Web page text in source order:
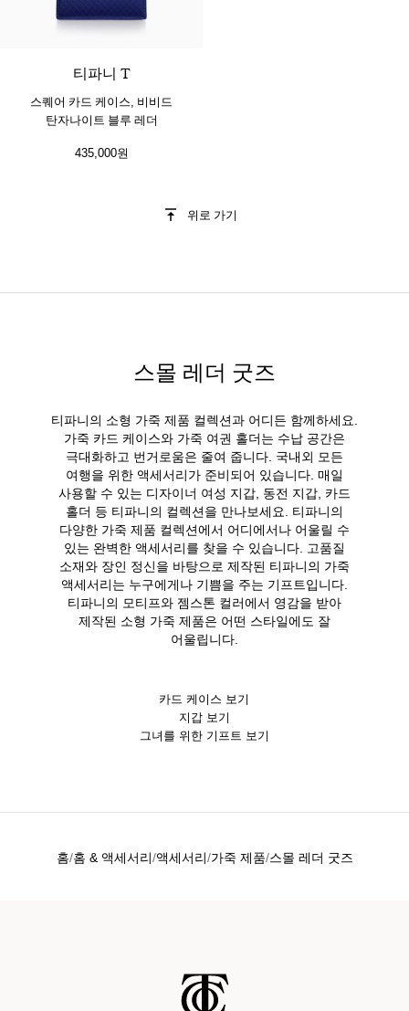
티파니 T
스퀘어 카드 케이스, 비비드
탄자나이트 블루 레더
435,000원
위로 가기
스몰 레더 굿즈
티파니의 소형 가죽 제품 컬렉션과 어디든 함께하세요.
가죽 카드 케이스와 가죽 여권 홀더는 수납 공간은
극대화하고 번거로움은 줄여 줍니다. 국내외 모든
여행을 위한 액세서리가 준비되어 있습니다. 매일
사용할 수 있는 디자이너 여성 지갑, 동전 지갑, 카드
홀더 등 티파니의 컬렉션을 만나보세요. 티파니의
다양한 가죽 제품 컬렉션에서 어디에서나 어울릴 수
있는 완벽한 액세서리를 찾을 수 있습니다. 고품질
소재와 장인 정신을 바탕으로 제작된 티파니의 가죽
액세서리는 누구에게나 기쁨을 주는 기프트입니다.
티파니의 모티프와 젬스톤 컬러에서 영감을 받아
제작된 소형 가죽 제품은 어떤 스타일에도 잘
어울립니다.
카드 케이스 보기
지갑 보기
그녀를 위한 기프트 보기
홈 홈 & 액세서리 액세서리 가죽 제품 스몰 레더 굿즈